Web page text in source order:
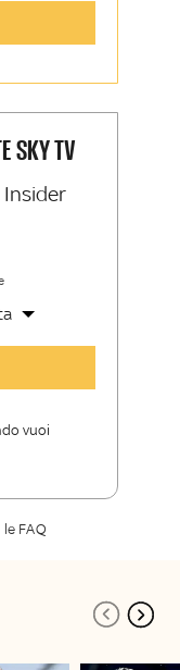
Sport
SKY TV
Sport
vuoi
FAQ